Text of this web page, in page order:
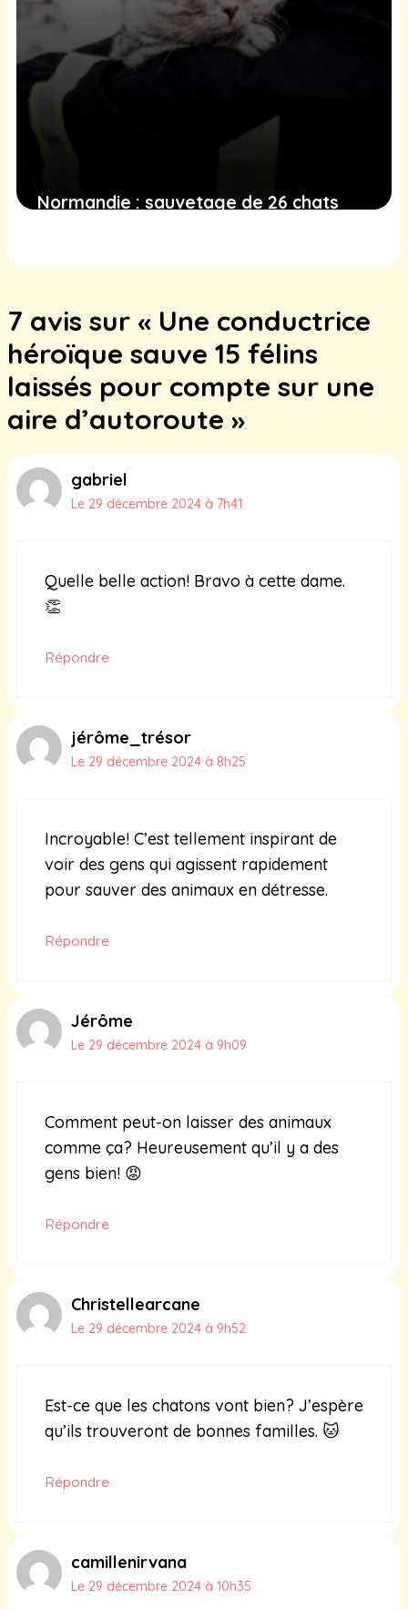
Normandie : sauvetage de 26 chats
7 avis sur « Une conductrice
héroïque sauve 15 félins
laissés pour compte sur une
aire d’autoroute »
gabriel
Le 29 décembre 2024 à 7h41
Quelle belle action! Bravo à cette dame.
👏
Répondre
jérôme_trésor
Le 29 décembre 2024 à 8h25
Incroyable! C’est tellement inspirant de
voir des gens qui agissent rapidement
pour sauver des animaux en détresse.
Répondre
Jérôme
Le 29 décembre 2024 à 9h09
Comment peut-on laisser des animaux
comme ça? Heureusement qu’il y a des
gens bien! 😡
Répondre
Christellearcane
Le 29 décembre 2024 à 9h52
Est-ce que les chatons vont bien? J’espère
qu’ils trouveront de bonnes familles. 🐱
Répondre
camillenirvana
Le 29 décembre 2024 à 10h35